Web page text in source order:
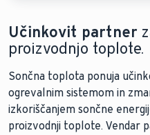
Učinkovit partner
proizvodnjo toplote.
Sončna toplota ponuja
ogrevalnim sistemom in
izkoriščanjem sončne
proizvodnji toplote. Vendar